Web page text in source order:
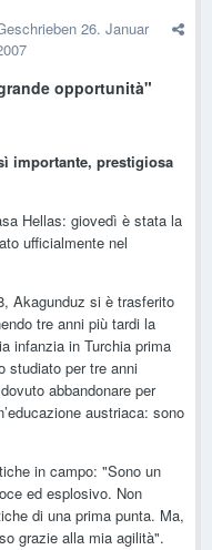
26. Januar
opportunità"
importante, prestigiosa
Hellas: giovedì è stata la
ufficialmente nel
Akagunduz si è trasferito
tre anni più tardi la
infanzia in Turchia prima
studiato per tre anni
abbandonare per
austriaca: sono
in campo: "Sono un
ed esplosivo. Non
di una prima punta. Ma,
grazie alla mia agilità".